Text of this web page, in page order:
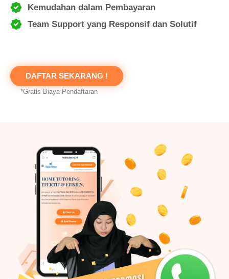
Kemudahan dalam Pembayaran
Team Support yang Responsif dan Solutif
DAFTAR SEKARANG !
*Gratis Biaya Pendaftaran